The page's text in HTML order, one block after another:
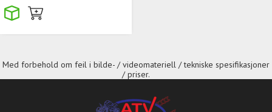
Med forbehold om feil i bilde- / videomateriell / tekniske spesifikasjoner
/ priser.